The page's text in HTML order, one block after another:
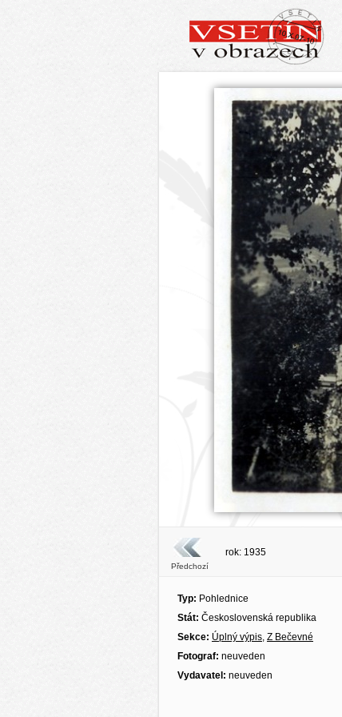
Předchozí
rok: 1935
Typ: Pohlednice
Stát: Československá republika
Sekce: Úplný výpis, Z Bečevné
Fotograf: neuveden
Vydavatel: neuveden